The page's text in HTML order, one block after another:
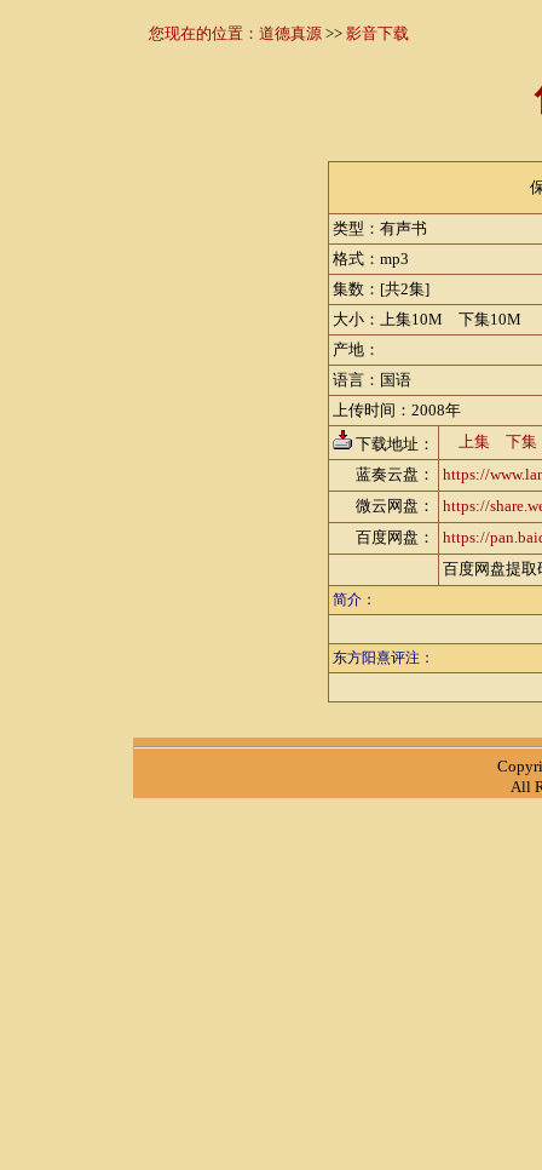
您现在的位置： 道德真源 >> 影音下载
类型：有声书
格式：mp3
集数：[共2集]
大小：上集10M 下集10M
产地：
语言：国语
上传时间：2008年
下载地址：
上集
下集
蓝奏云盘：
https://
微云网盘：
https://
百度网盘：
https://
百度网盘提取
简介：
东方阳熹评注：
All